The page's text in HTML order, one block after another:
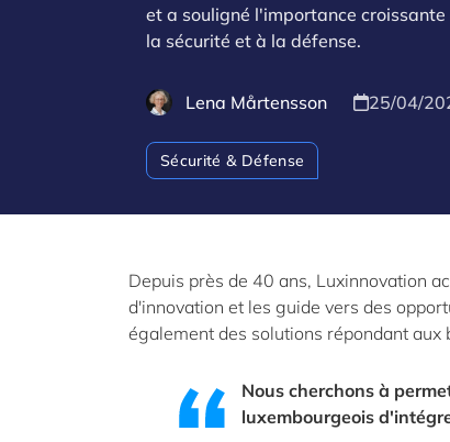
et a souligné l'importance
la sécurité et à la défense.
Lena Mårtensson 25/04/
Sécurité & Défense
Depuis près de 40 ans, Luxinnovation
d'innovation et les guide vers des
également des solutions répondant aux
Nous cherchons à
luxembourgeois